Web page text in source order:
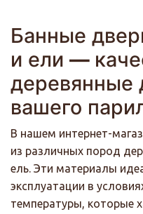
Банные
и ели —
деревянные
вашего
В нашем интернет-
из различных пород
ель. Эти материалы
эксплуатации в
температуры, которые